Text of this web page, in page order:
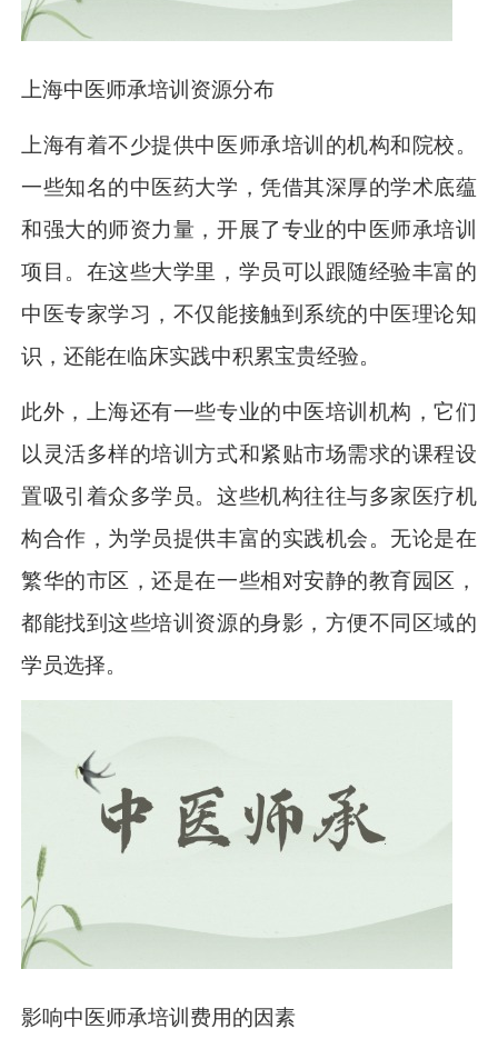
上海中医师承培训资源分布
上海有着不少提供中医师承培训的机构和院校。
一些知名的中医药大学，凭借其深厚的学术底蕴
和强大的师资力量，开展了专业的中医师承培训
项目。在这些大学里，学员可以跟随经验丰富的
中医专家学习，不仅能接触到系统的中医理论知
识，还能在临床实践中积累宝贵经验。
此外，上海还有一些专业的中医培训机构，它们
以灵活多样的培训方式和紧贴市场需求的课程设
置吸引着众多学员。这些机构往往与多家医疗机
构合作，为学员提供丰富的实践机会。无论是在
繁华的市区，还是在一些相对安静的教育园区，
都能找到这些培训资源的身影，方便不同区域的
学员选择。
影响中医师承培训费用的因素